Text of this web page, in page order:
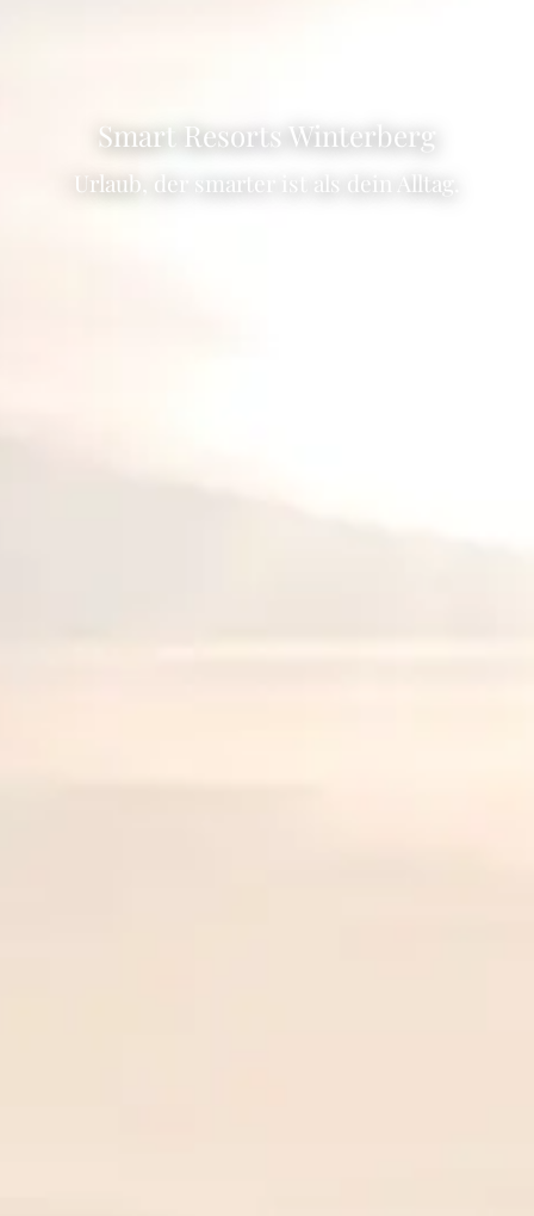
Smart Resorts Winterberg
Urlaub, der smarter ist als dein Alltag.